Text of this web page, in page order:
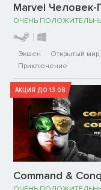
Marvel Человек-
ОЧЕНЬ
Экшен Открытый мир
Приключение
АКЦИЯ ДО 13.08
Command &